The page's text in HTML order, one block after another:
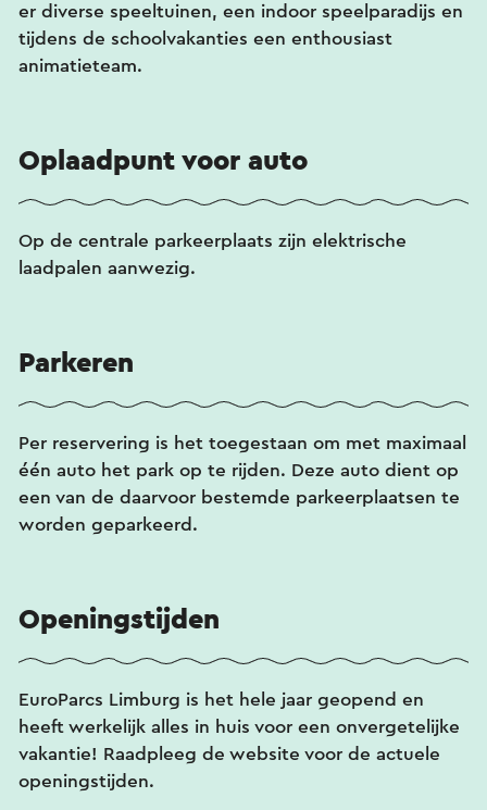
er diverse speeltuinen, een indoor speelparadijs en
tijdens de schoolvakanties een enthousiast
animatieteam.
Oplaadpunt voor auto
Op de centrale parkeerplaats zijn elektrische
laadpalen aanwezig.
Parkeren
Per reservering is het toegestaan om met maximaal
één auto het park op te rijden. Deze auto dient op
een van de daarvoor bestemde parkeerplaatsen te
worden geparkeerd.
Openingstijden
EuroParcs Limburg is het hele jaar geopend en
heeft werkelijk alles in huis voor een onvergetelijke
vakantie! Raadpleeg de website voor de actuele
openingstijden.